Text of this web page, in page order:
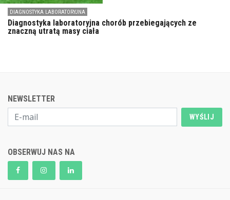
DIAGNOSTYKA LABORATORYJNA
Diagnostyka laboratoryjna chorób przebiegających ze
znaczną utratą masy ciała
NEWSLETTER
WYŚLIJ
OBSERWUJ NAS NA